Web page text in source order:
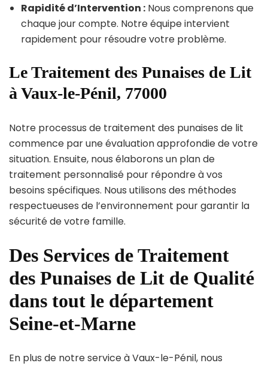
Rapidité d’Intervention : Nous comprenons que
chaque jour compte. Notre équipe intervient
rapidement pour résoudre votre problème.
Le Traitement des Punaises de Lit
à Vaux-le-Pénil, 77000
Notre processus de traitement des punaises de lit
commence par une évaluation approfondie de votre
situation. Ensuite, nous élaborons un plan de
traitement personnalisé pour répondre à vos
besoins spécifiques. Nous utilisons des méthodes
respectueuses de l’environnement pour garantir la
sécurité de votre famille.
Des Services de Traitement
des Punaises de Lit de Qualité
dans tout le département
Seine-et-Marne
En plus de notre service à Vaux-le-Pénil, nous